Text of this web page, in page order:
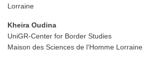
Lorraine
Kheira Oudina
UniGR-Center for Border Studies
Maison des Sciences de l‘Homme Lorraine